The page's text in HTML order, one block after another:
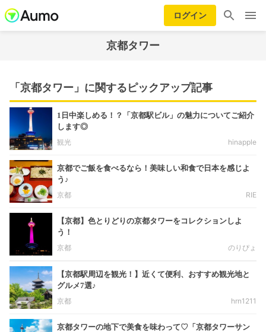
ログイン
京都タワー
「京都タワー」に関するピックアップ記事
1日中楽しめる！？「京都駅ビル」の魅力についてご紹介
します◎
観光
hinapple
京都でご飯を食べるなら！美味しい和食で日本を感じよ
う♪
京都
RIE
【京都】色とりどりの京都タワーをコレクションしよ
う！
京都
のりぴょ
【京都駅周辺を観光！】近くて便利、おすすめ観光地と
グルメ7選♪
京都
hrn1211
京都タワーの地下で美食を味わって♡「京都タワーサン